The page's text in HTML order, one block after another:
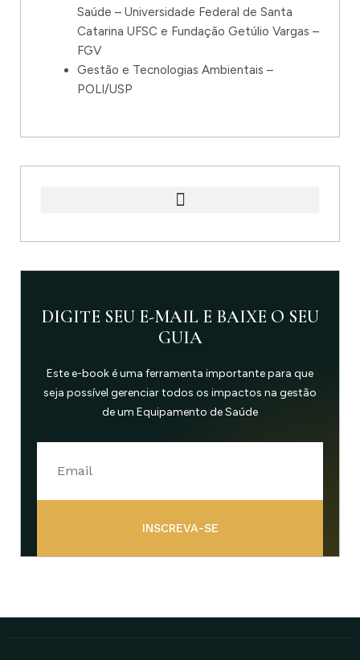
Saúde – Universidade Federal de Santa
Catarina UFSC e Fundação Getúlio Vargas –
FGV
Gestão e Tecnologias Ambientais –
POLI/USP
DIGITE SEU E-MAIL E BAIXE O SEU
GUIA
Este e-book é uma ferramenta importante para que
seja possível gerenciar todos os impactos na gestão
de um Equipamento de Saúde
INSCREVA-SE